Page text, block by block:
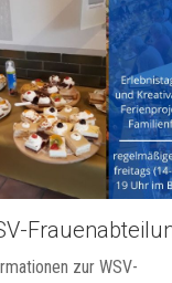
zur WSV-